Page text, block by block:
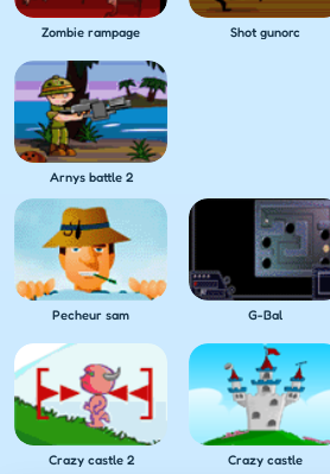
Zombie rampage Shot gunorc
Arnys battle 2
Pecheur sam G-Bal
Crazy castle 2 Crazy castle